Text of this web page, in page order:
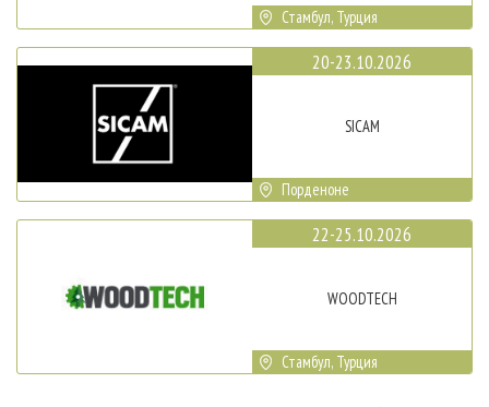
Стамбул, Турция
20-23.10.2026
SICAM
Порденоне
22-25.10.2026
WOODTECH
Стамбул, Турция